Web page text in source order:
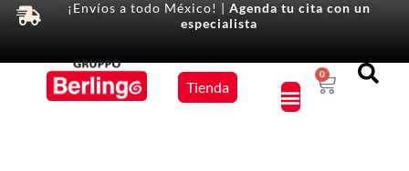
¡Envíos a todo México! | Agenda tu cita con un
especialista
Tienda
0